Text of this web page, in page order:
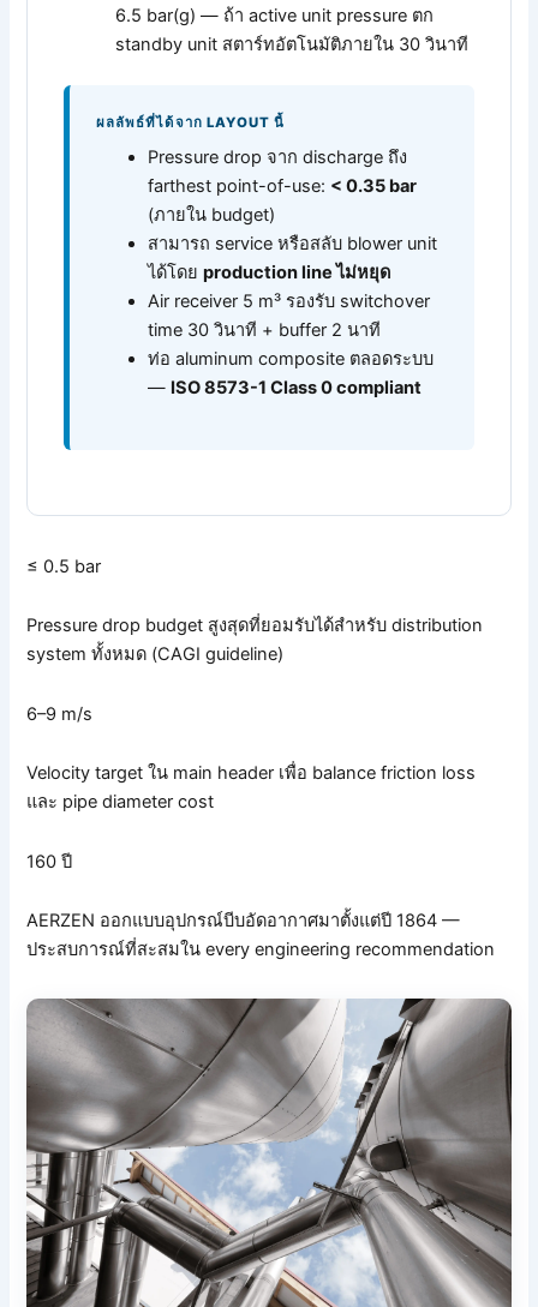
6.5 bar(g) — ถ้า active unit pressure ตก
standby unit สตาร์ทอัตโนมัติภายใน 30 วินาที
ผลลัพธ์ที่ได้จาก LAYOUT นี้
Pressure drop จาก discharge ถึง
farthest point-of-use: < 0.35 bar
(ภายใน budget)
สามารถ service หรือสลับ blower unit
ได้โดยproduction line ไม่หยุด
Air receiver 5 m³ รองรับ switchover
time 30 วินาที + buffer 2 นาที
ท่อ aluminum composite ตลอดระบบ
— ISO 8573-1 Class 0 compliant
≤ 0.5 bar
Pressure drop budget สูงสุดที่ยอมรับได้สำหรับ distribution
system ทั้งหมด (CAGI guideline)
6–9 m/s
Velocity target ใน main header เพื่อ balance friction loss
และ pipe diameter cost
160 ปี
AERZEN ออกแบบอุปกรณ์บีบอัดอากาศมาตั้งแต่ปี 1864 —
ประสบการณ์ที่สะสมใน every engineering recommendation